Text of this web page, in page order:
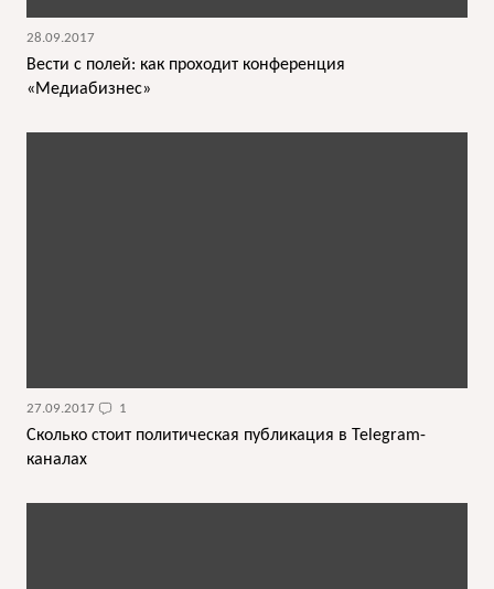
28.09.2017
Вести с полей: как проходит конференция
«Медиабизнес»
27.09.2017 1
Сколько стоит политическая публикация в Telegram-
каналах